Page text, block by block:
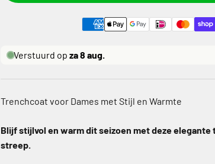
Verstuurd op za 8 aug.
Trenchcoat voor Dames met Stijl en Warmte
Blijf stijlvol en warm dit seizoen met deze
streep.